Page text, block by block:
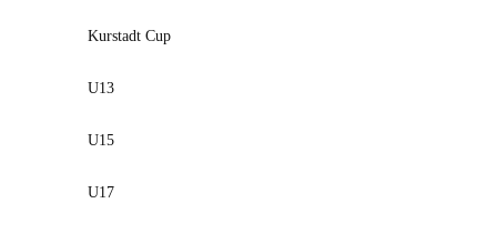
Kurstadt Cup
U13
U15
U17